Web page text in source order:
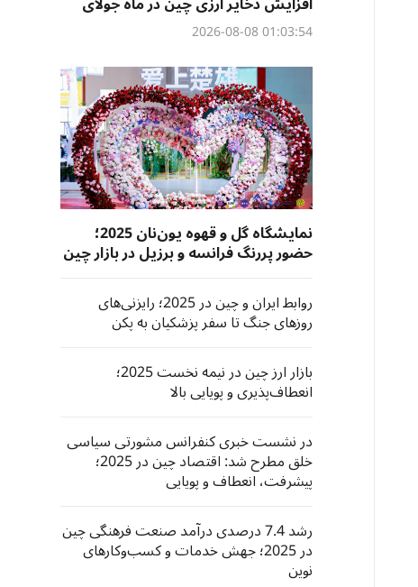
01:03:54 2026-08-08
نمایشگاه گل و قهوه یون‌نان 2025؛
حضور پررنگ فرانسه و برزیل در بازار چین
روابط ایران و چین در 2025؛ رایزنی‌های
روزهای جنگ تا سفر پزشکیان به پکن
بازار ارز چین در نیمه نخست 2025؛
انعطاف‌پذیری و پویایی بالا
در نشست خبری کنفرانس مشورتی سیاسی
خلق مطرح شد: اقتصاد چین در 2025؛
پیشرفت، انعطاف و پویایی
رشد 7.4 درصدی درآمد صنعت فرهنگی چین
در 2025؛ جهش خدمات و کسب‌وکارهای
نوین